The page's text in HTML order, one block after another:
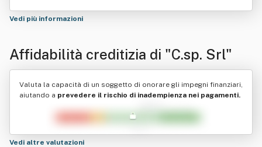
Vedi più informazioni
Affidabilità creditizia di "C.sp. Srl"
Valuta la capacità di un soggetto di onorare gli impegni finanziari,
aiutando a prevedere il rischio di inadempienza nei pagamenti.
Vedi altre valutazioni